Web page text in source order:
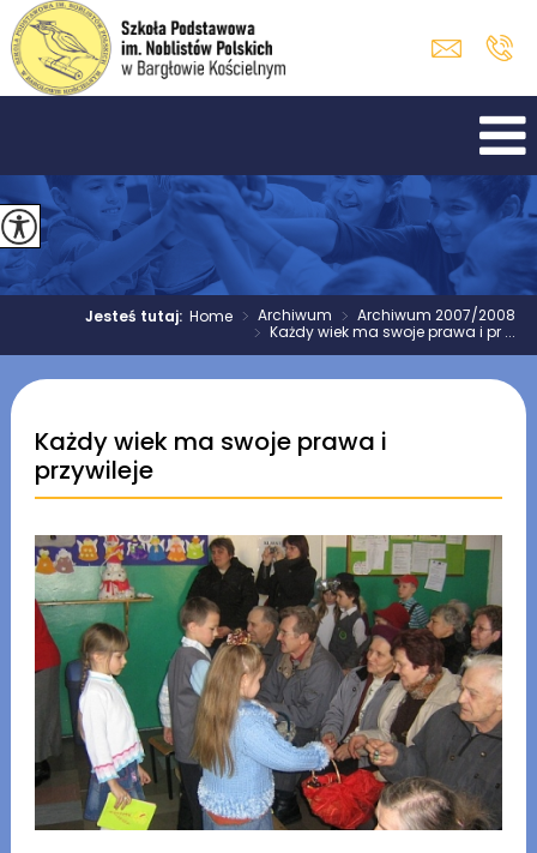
Jesteś tutaj:Home > Archiwum > Archiwum 2007/2008
> Każdy wiek ma swoje prawa i pr ...
Każdy wiek ma swoje prawa i
przywileje